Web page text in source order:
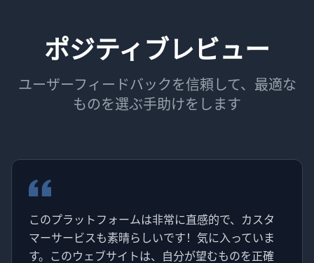
ポジティブレビュー
ユーザーフィードバックを信頼して、最適な
ものを選ぶ手助けをします
このプラットフォームは非常に直感的で、カスタ
マーサービスも素晴らしいです！気に入っていま
す。このウェブサイトは、自分が望むものを正確